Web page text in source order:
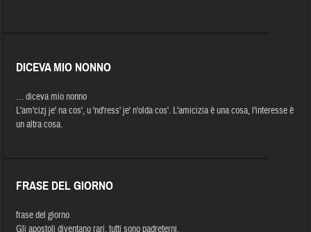
DICEVA MIO NONNO
… diceva mio nonno
L'am'cizj je' na cos', u 'nd'ress' je' n'olda cos'. L'amicizia è una cosa, l'interesse è
un altra cosa.
FRASE DEL GIORNO
frase del giorno
Gli apostoli diventano rari, tutti sono padreterni.